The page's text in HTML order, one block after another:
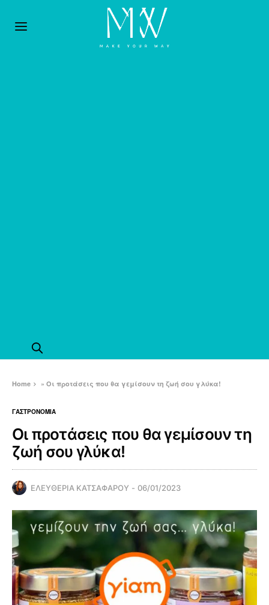
Home »Οι προτάσεις που θα γεμίσουν τη ζωή σου γλύκα!
ΓΑΣΤΡΟΝΟΜΙΑ
Οι προτάσεις που θα γεμίσουν τη
ζωή σου γλύκα!
ΕΛΕΥΘΕΡΙΑ ΚΑΤΣΑΦΑΡΟΥ 06/01/2023